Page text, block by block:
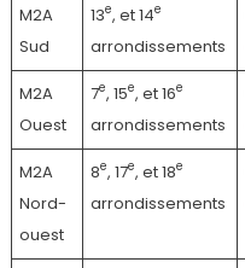
M2A
Sud
13e, et 14e
arrondissements
M2A
Ouest
7e, 15e, et 16e
arrondissements
M2A
Nord-
ouest
8e, 17e, et 18e
arrondissements